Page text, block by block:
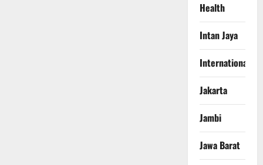
Health
Intan Jaya
International
Jakarta
Jambi
Jawa Barat